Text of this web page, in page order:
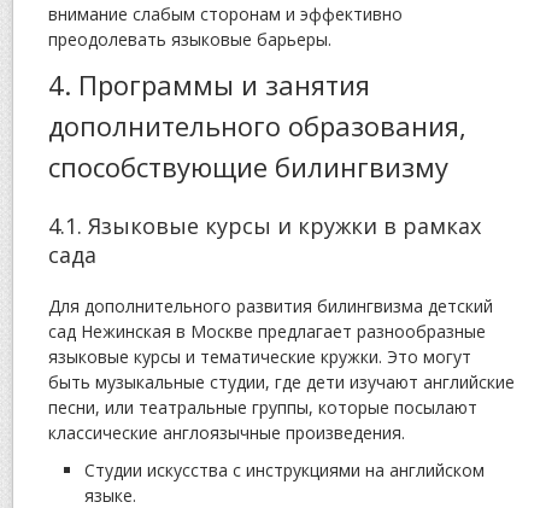
внимание слабым сторонам и эффективно
преодолевать языковые барьеры.
4. Программы и занятия
дополнительного образования,
способствующие билингвизму
4.1. Языковые курсы и кружки в рамках
сада
Для дополнительного развития билингвизма детский
сад Нежинская в Москве предлагает разнообразные
языковые курсы и тематические кружки. Это могут
быть музыкальные студии, где дети изучают английские
песни, или театральные группы, которые посылают
классические англоязычные произведения.
Студии искусства с инструкциями на английском
языке.